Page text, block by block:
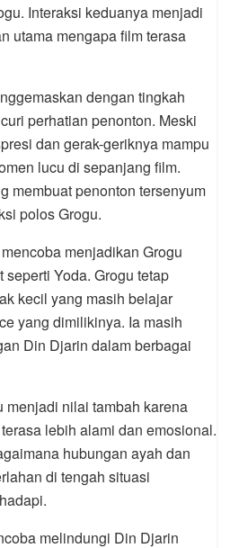
Interaksi keduanya menjadi
utama mengapa film terasa
dengan tingkah
perhatian penonton. Meski
dan gerak-geriknya mampu
lucu di sepanjang film.
membuat penonton tersenyum
polos Grogu.
menjadikan Grogu
Yoda. Grogu tetap
kecil yang masih belajar
yang dimilikinya. Ia masih
Din Djarin dalam berbagai
menjadi nilai tambah karena
lebih alami dan emosional.
hubungan ayah dan
di tengah situasi
melindungi Din Djarin